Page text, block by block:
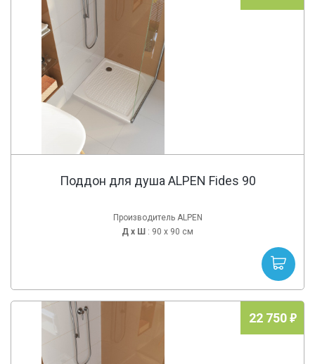
Поддон для душа ALPEN Fides 90
Производитель ALPEN
Д х Ш : 90 x 90 см
22 750